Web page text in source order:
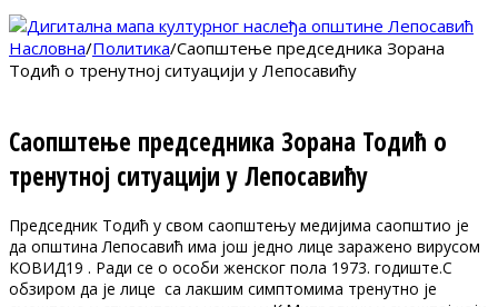
Насловна/Политика/Саопштење председника Зорана
Тодић о тренутној ситуацији у Лепосавићу
Саопштење председника Зорана Тодић о
тренутној ситуацији у Лепосавићу
Председник Тодић у свом саопштењу медијима саопштио је
да општина Лепосавић има још једно лице заражено вирусом
КОВИД19 . Ради се о особи женског пола 1973. годиште.С
обзиром да је лице са лакшим симптомима тренутно је